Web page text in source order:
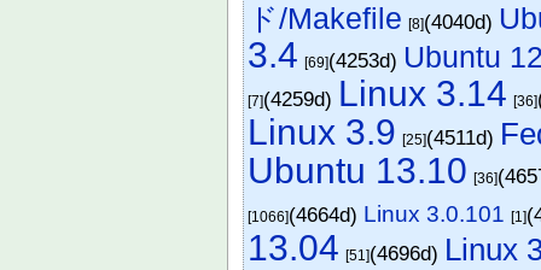
ド/Makefile [8](4040d)
3.4 [69](4253d) Ubuntu
[7](4259d) Linux 3.14 [36]
Linux 3.9 [25](4511d)
Ubuntu 13.10 [36]
[1066](4664d) Linux 3.0.101 [1]
13.04 [51](4696d) Linux